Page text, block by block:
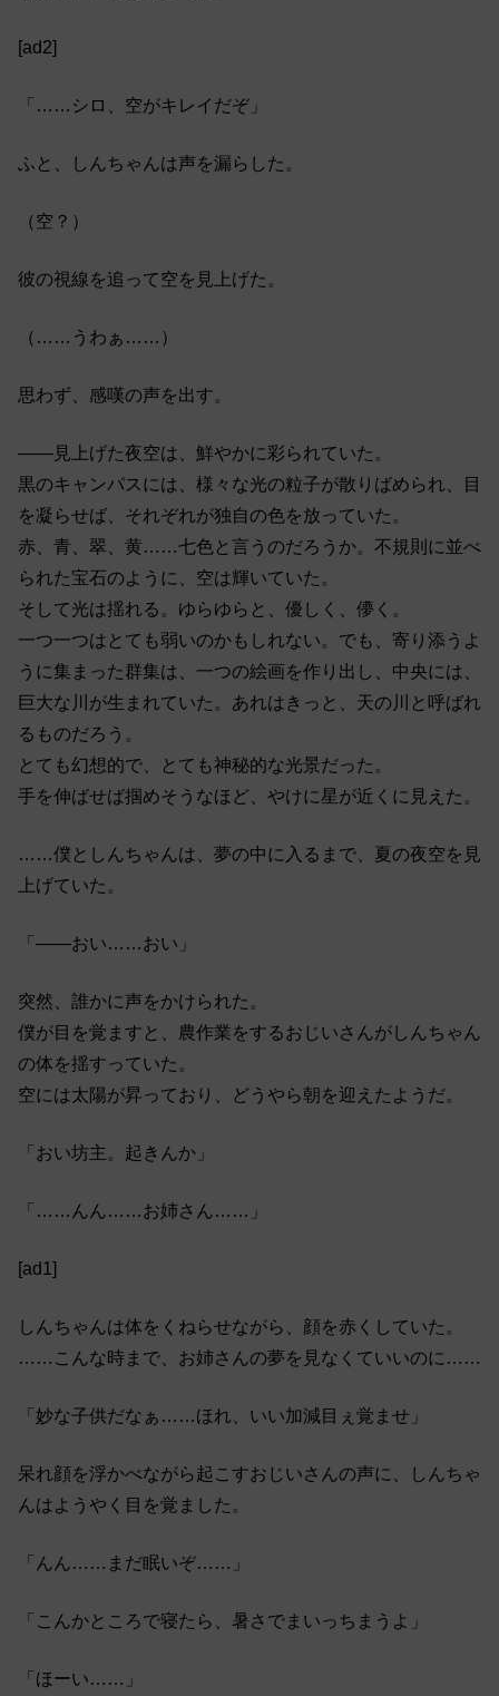
[ad2]
「……シロ、空がキレイだぞ」
ふと、しんちゃんは声を漏らした。
（空？）
彼の視線を追って空を見上げた。
（……うわぁ……）
思わず、感嘆の声を出す。
――見上げた夜空は、鮮やかに彩られていた。
黒のキャンパスには、様々な光の粒子が散りばめられ、目
を凝らせば、それぞれが独自の色を放っていた。
赤、青、翠、黄……七色と言うのだろうか。不規則に並べ
られた宝石のように、空は輝いていた。
そして光は揺れる。ゆらゆらと、優しく、儚く。
一つ一つはとても弱いのかもしれない。でも、寄り添うよ
うに集まった群集は、一つの絵画を作り出し、中央には、
巨大な川が生まれていた。あれはきっと、天の川と呼ばれ
るものだろう。
とても幻想的で、とても神秘的な光景だった。
手を伸ばせば掴めそうなほど、やけに星が近くに見えた。
……僕としんちゃんは、夢の中に入るまで、夏の夜空を見
上げていた。
「――おい……おい」
突然、誰かに声をかけられた。
僕が目を覚ますと、農作業をするおじいさんがしんちゃん
の体を揺すっていた。
空には太陽が昇っており、どうやら朝を迎えたようだ。
「おい坊主。起きんか」
「……んん……お姉さん……」
[ad1]
しんちゃんは体をくねらせながら、顔を赤くしていた。
……こんな時まで、お姉さんの夢を見なくていいのに……
「妙な子供だなぁ……ほれ、いい加減目ぇ覚ませ」
呆れ顔を浮かべながら起こすおじいさんの声に、しんちゃ
んはようやく目を覚ました。
「んん……まだ眠いぞ……」
「こんかところで寝たら、暑さでまいっちまうよ」
「ほーい……」